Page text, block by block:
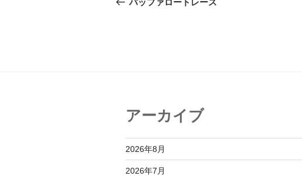
シ
ョ
ン
バッファロートレース
アーカイブ
2026年8月
2026年7月